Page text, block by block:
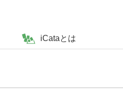
iCataとは